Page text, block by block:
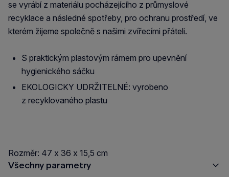
se vyrábí z materiálu pocházejícího z průmyslové
recyklace a následné spotřeby, pro ochranu prostředí, ve
kterém žijeme společně s našimi zvířecími přáteli.
S praktickým plastovým rámem pro upevnění
hygienického sáčku
EKOLOGICKY UDRŽITELNÉ: vyrobeno
z recyklovaného plastu
Rozměr: 47 x 36 x 15,5 cm
Všechny parametry